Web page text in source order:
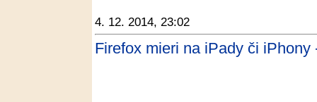
4. 12. 2014, 23:02
Firefox mieri na iPady či iPhony